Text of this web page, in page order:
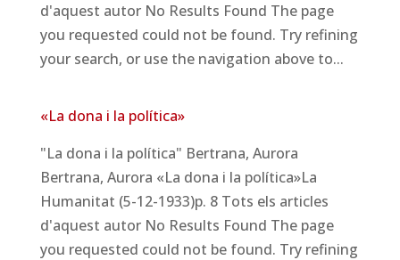
d'aquest autor No Results Found The page
you requested could not be found. Try refining
your search, or use the navigation above to...
«La dona i la política»
"La dona i la política" Bertrana, Aurora
Bertrana, Aurora «La dona i la política»La
Humanitat (5-12-1933)p. 8 Tots els articles
d'aquest autor No Results Found The page
you requested could not be found. Try refining